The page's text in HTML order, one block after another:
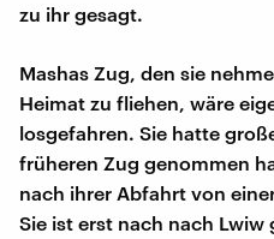
zu ihr gesagt.
Mashas Zug, den sie
Heimat zu fliehen, wäre
losgefahren. Sie hatte
früheren Zug genommen
nach ihrer Abfahrt von
Sie ist erst nach nach